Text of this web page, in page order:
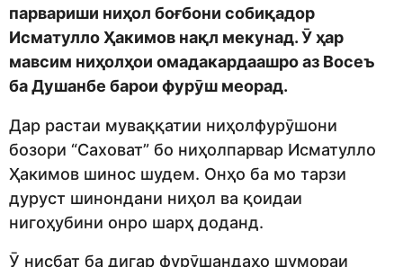
парвариши ниҳол боғбони собиқадор
Исматулло Ҳакимов нақл мекунад. Ӯ ҳар
мавсим ниҳолҳои омадакардаашро аз Восеъ
ба Душанбе барои фурӯш меорад.
Дар растаи муваққатии ниҳолфурӯшони
бозори “Саховат” бо ниҳолпарвар Исматулло
Ҳакимов шинос шудем. Онҳо ба мо тарзи
дуруст шинондани ниҳол ва қоидаи
нигоҳубини онро шарҳ доданд.
Ӯ нисбат ба дигар фурӯшандаҳо шумораи